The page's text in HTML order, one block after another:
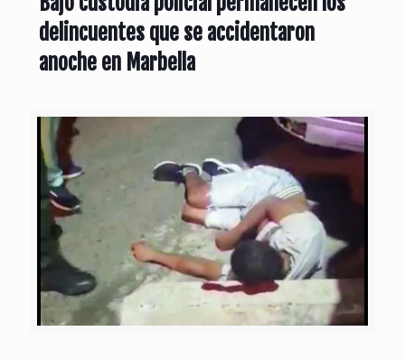
delincuentes que se accidentaron
anoche en Marbella